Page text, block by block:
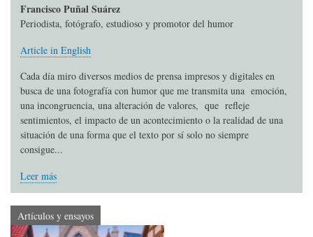
Francisco Puñal Suárez
Periodista, fotógrafo, estudioso y promotor del humor
Article in English
Cada día miro diversos medios de prensa impresos y digitales en
busca de una fotografía con humor que me transmita una emoción,
una incongruencia, una alteración de valores, que refleje
sentimientos, el impacto de un acontecimiento o la realidad de una
situación de una forma que el texto por sí solo no siempre
consigue...
Leer más
Artículos y ensayos